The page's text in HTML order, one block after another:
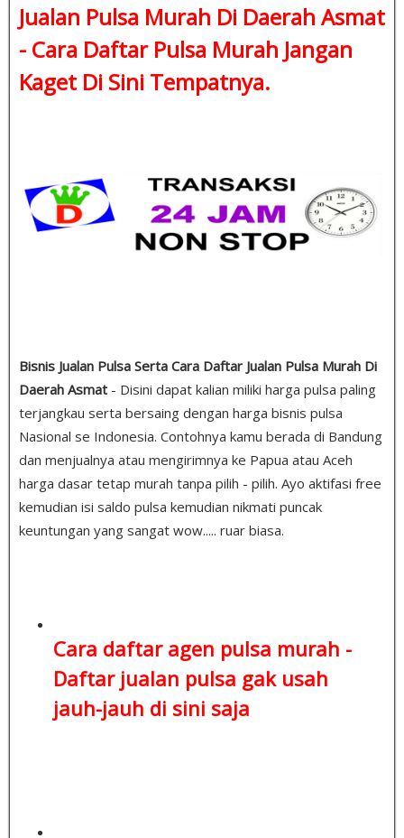
Jualan Pulsa Murah Di Daerah Asmat
- Cara Daftar Pulsa Murah Jangan
Kaget Di Sini Tempatnya.
Bisnis Jualan Pulsa Serta Cara Daftar Jualan Pulsa Murah Di
Daerah Asmat - Disini dapat kalian miliki harga pulsa paling
terjangkau serta bersaing dengan harga bisnis pulsa
Nasional se Indonesia. Contohnya kamu berada di Bandung
dan menjualnya atau mengirimnya ke Papua atau Aceh
harga dasar tetap murah tanpa pilih - pilih. Ayo aktifasi free
kemudian isi saldo pulsa kemudian nikmati puncak
keuntungan yang sangat wow..... ruar biasa.
Cara daftar agen pulsa murah -
Daftar jualan pulsa gak usah
jauh-jauh di sini saja